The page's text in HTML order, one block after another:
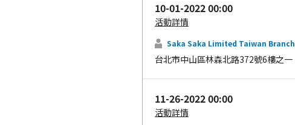
10-01-2022 00:00
活動詳情
Saka Saka Limited Taiwan Branch
台北市中山區林森北路372號6樓之一
11-26-2022 00:00
活動詳情